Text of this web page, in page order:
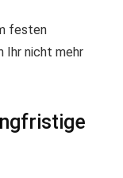
festen
Ihr nicht mehr